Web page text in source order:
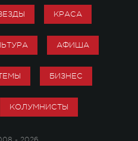
КРАСА
АФИША
БИЗНЕС
КОЛУМНИСТЫ